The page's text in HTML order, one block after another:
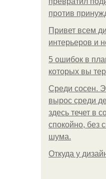
против
Привет всем
интерьеров и
5 ошибок в
которых вы
Среди сосен.
вырос среди
здесь течет в
спокойно, без
шума.
Откуда у